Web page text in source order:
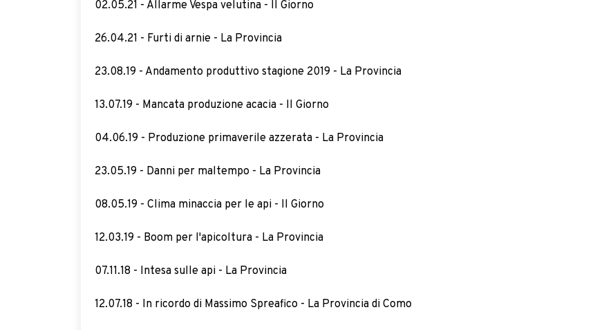
02.05.21 - Allarme Vespa velutina - Il Giorno
26.04.21 - Furti di arnie - La Provincia
23.08.19 - Andamento produttivo stagione 2019 - La Provincia
13.07.19 - Mancata produzione acacia - Il Giorno
04.06.19 - Produzione primaverile azzerata - La Provincia
23.05.19 - Danni per maltempo - La Provincia
08.05.19 - Clima minaccia per le api - Il Giorno
12.03.19 - Boom per l'apicoltura - La Provincia
07.11.18 - Intesa sulle api - La Provincia
12.07.18 - In ricordo di Massimo Spreafico - La Provincia di Como